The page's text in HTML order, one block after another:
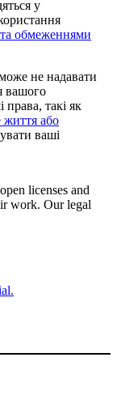
у
обмеженнями
не надавати
вашого
права, такі як
життя або
ваші
licenses and
work. Our legal